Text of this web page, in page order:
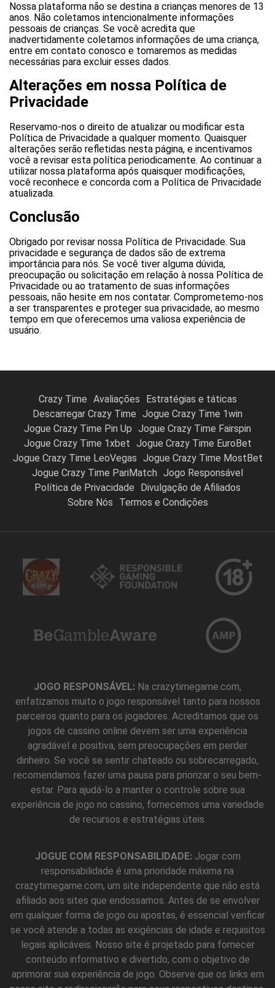
Nossa plataforma não se destina a crianças menores de 13
anos. Não coletamos intencionalmente informações
pessoais de crianças. Se você acredita que
inadvertidamente coletamos informações de uma criança,
entre em contato conosco e tomaremos as medidas
necessárias para excluir esses dados.
Alterações em nossa Política de
Privacidade
Reservamo-nos o direito de atualizar ou modificar esta
Política de Privacidade a qualquer momento. Quaisquer
alterações serão refletidas nesta página, e incentivamos
você a revisar esta política periodicamente. Ao continuar a
utilizar nossa plataforma após quaisquer modificações,
você reconhece e concorda com a Política de Privacidade
atualizada.
Conclusão
Obrigado por revisar nossa Política de Privacidade. Sua
privacidade e segurança de dados são de extrema
importância para nós. Se você tiver alguma dúvida,
preocupação ou solicitação em relação à nossa Política de
Privacidade ou ao tratamento de suas informações
pessoais, não hesite em nos contatar. Comprometemo-nos
a ser transparentes e proteger sua privacidade, ao mesmo
tempo em que oferecemos uma valiosa experiência de
usuário.
Crazy Time Avaliações
Estratégias e táticas
Descarregar Crazy Time Jogue Crazy Time 1win
Jogue Crazy Time Pin Up Jogue Crazy Time Fairspin
Jogue Crazy Time 1xbet Jogue Crazy Time EuroBet
Jogue Crazy Time LeoVegas Jogue Crazy Time MostBet
Jogue Crazy Time PariMatch Jogo Responsável
Política de Privacidade
Divulgação de Afiliados
Sobre Nós
Termos e Condições
JOGO RESPONSÁVEL: Na crazytimegame.com,
enfatizamos muito o jogo responsável tanto para nossos
parceiros quanto para os jogadores. Acreditamos que os
jogos de cassino online devem ser uma experiência
agradável e positiva, sem preocupações em perder
dinheiro. Se você se sentir chateado ou sobrecarregado,
recomendamos fazer uma pausa para priorizar o seu bem-
estar. Para ajudá-lo a manter o controle sobre sua
experiência de jogo no cassino, fornecemos uma variedade
de recursos e estratégias úteis.
JOGUE COM RESPONSABILIDADE: Jogar com
responsabilidade é uma prioridade máxima na
crazytimegame.com, um site independente que não está
afiliado aos sites que endossamos. Antes de se envolver
em qualquer forma de jogo ou apostas, é essencial verificar
se você atende a todas as exigências de idade e requisitos
legais aplicáveis. Nosso site é projetado para fornecer
conteúdo informativo e divertido, com o objetivo de
aprimorar sua experiência de jogo. Observe que os links em